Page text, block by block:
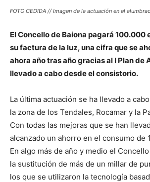
FOTO CEDIDA // Imagen de la actuación en el
El Concello de Baiona pagará 100.000
su factura de la luz, una cifra que se
ahora año tras año gracias al I Plan de
llevado a cabo desde el consistorio.
La última actuación se ha llevado a
la zona de los Tendales, Rocamar y la
Con todas las mejoras que se han
alcanzado un ahorro en el consumo de
En algo más de año y medio el
la sustitución de más de un millar de
los que se utilizaron la tecnología